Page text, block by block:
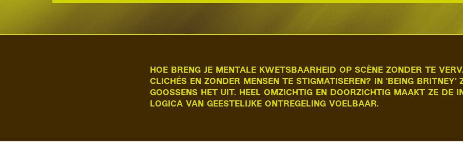
HOE BRENG JE MENTALE KWETSBAARHEID OP SCÈNE ZONDER TE
CLICHÉS EN ZONDER MENSEN TE STIGMATISEREN? IN ‘BEING BRITNEY’
GOOSSENS HET UIT. HEEL OMZICHTIG EN DOORZICHTIG MAAKT ZE DE
LOGICA VAN GEESTELIJKE ONTREGELING VOELBAAR.